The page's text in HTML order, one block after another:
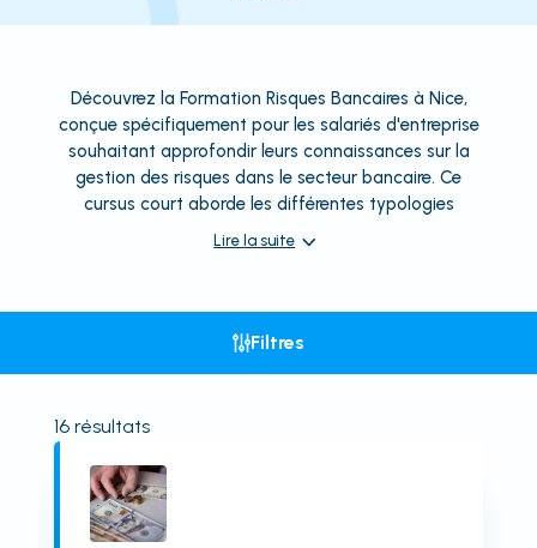
Découvrez la Formation Risques Bancaires à Nice,
conçue spécifiquement pour les salariés d'entreprise
souhaitant approfondir leurs connaissances sur la
gestion des risques dans le secteur bancaire. Ce
cursus court aborde les différentes typologies
Lire la suite
Filtres
16résultats